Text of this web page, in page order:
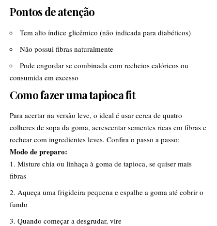
Pontos de atenção
Tem alto índice glicêmico (não indicada para diabéticos)
Não possui fibras naturalmente
Pode engordar se combinada com recheios calóricos ou
consumida em excesso
Como fazer uma tapioca fit
Para acertar na versão leve, o ideal é usar cerca de quatro
colheres de sopa da goma, acrescentar sementes ricas em fibras e
rechear com ingredientes leves. Confira o passo a passo:
Modo de preparo:
Misture chia ou linhaça à goma de tapioca, se quiser mais
fibras
Aqueça uma frigideira pequena e espalhe a goma até cobrir o
fundo
Quando começar a desgrudar, vire